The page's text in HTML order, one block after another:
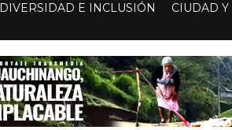
DIVERSIDAD E INCLUSIÓN CIUDAD